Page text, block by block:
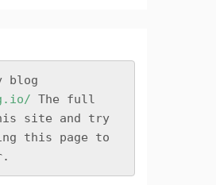
The full
site and try
this page to